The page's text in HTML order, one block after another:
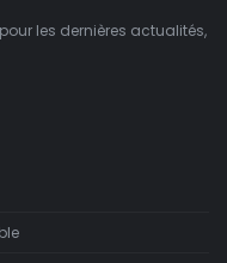
les dernières actualités,